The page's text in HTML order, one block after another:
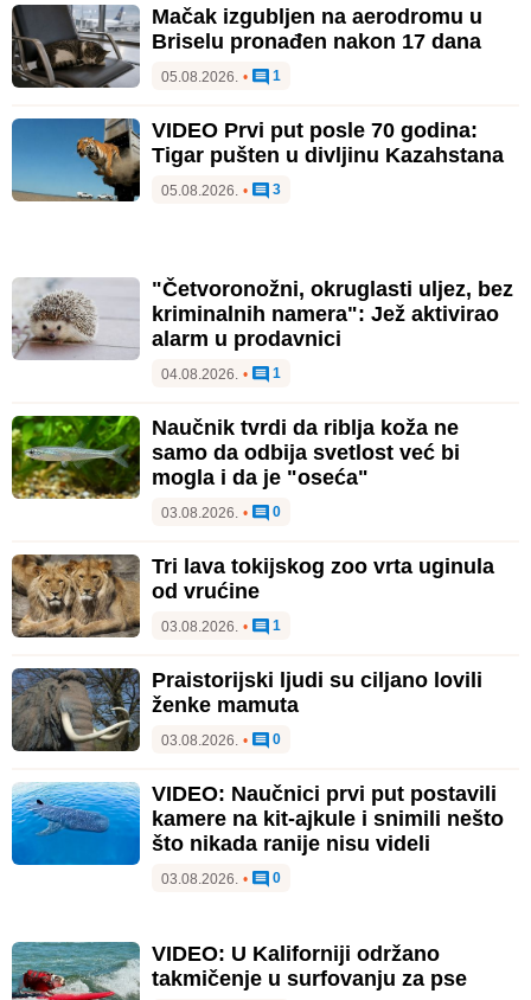
Mačak izgubljen na aerodromu u
Briselu pronađen nakon 17 dana
05.08.2026. • 1
VIDEO Prvi put posle 70 godina:
Tigar pušten u divljinu Kazahstana
05.08.2026. • 3
"Četvoronožni, okruglasti uljez, bez
kriminalnih namera": Jež aktivirao
alarm u prodavnici
04.08.2026. • 1
Naučnik tvrdi da riblja koža ne
samo da odbija svetlost već bi
mogla i da je "oseća"
03.08.2026. • 0
Tri lava tokijskog zoo vrta uginula
od vrućine
03.08.2026. • 1
Praistorijski ljudi su ciljano lovili
ženke mamuta
03.08.2026. • 0
VIDEO: Naučnici prvi put postavili
kamere na kit-ajkule i snimili nešto
što nikada ranije nisu videli
03.08.2026. • 0
VIDEO: U Kaliforniji održano
takmičenje u surfovanju za pse